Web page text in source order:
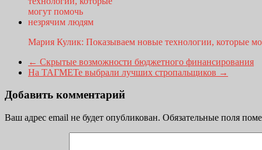
Мария Кулик: Показываем новые технологии, которые
← Скрытые возможности бюджетного финансирования
На ТАГМЕТе выбрали лучших стропальщиков →
Добавить комментарий
Ваш адрес email не будет опубликован. Обязательные поля